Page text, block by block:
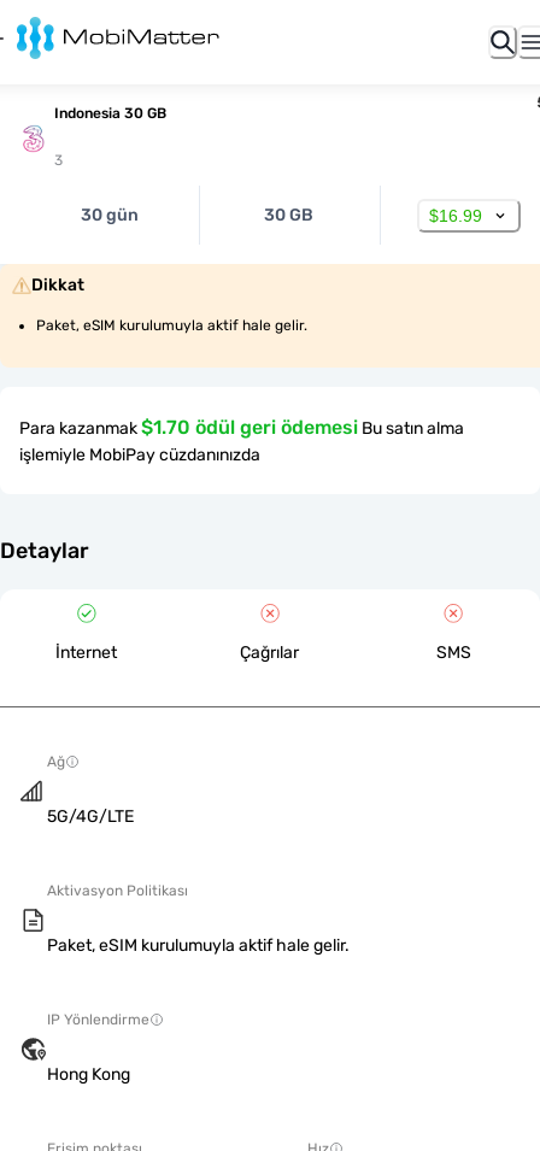
Indonesia 30 GB
3
30 gün 30 GB $16.99
Dikkat
Paket, eSIM kurulumuyla aktif hale gelir.
Para kazanmak$1.70 ödül geri ödemesi Bu satın alma
işlemiyle MobiPay cüzdanınızda
Detaylar
İnternet Çağrılar SMS
Ağ
5G/4G/LTE
Aktivasyon Politikası
Paket, eSIM kurulumuyla aktif hale gelir.
IP Yönlendirme
Hong Kong